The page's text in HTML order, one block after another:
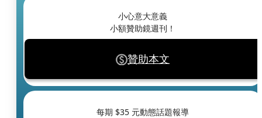
小心意大意義
小額贊助鏡週刊！
贊助本文
每期 $35 元動態話題報導